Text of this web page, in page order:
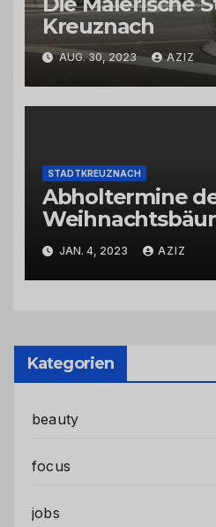
Kreuznach
AUG. 30, 2023 AZIZ
STADTKREUZNACH
Abholtermine
Kernstadt und in
Stadtteilen
JAN. 4, 2023 AZIZ
Kategorien
beauty
focus
jobs